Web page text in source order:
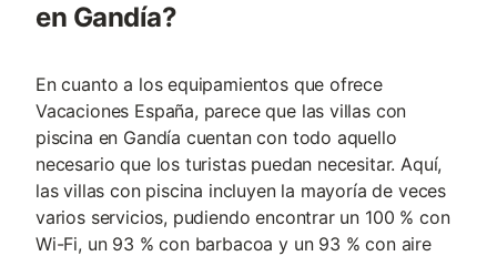
en Gandía?
En cuanto a los equipamientos que ofrece
Vacaciones España, parece que las villas con
piscina en Gandía cuentan con todo aquello
necesario que los turistas puedan necesitar. Aquí,
las villas con piscina incluyen la mayoría de veces
varios servicios, pudiendo encontrar un 100 % con
Wi-Fi, un 93 % con barbacoa y un 93 % con aire